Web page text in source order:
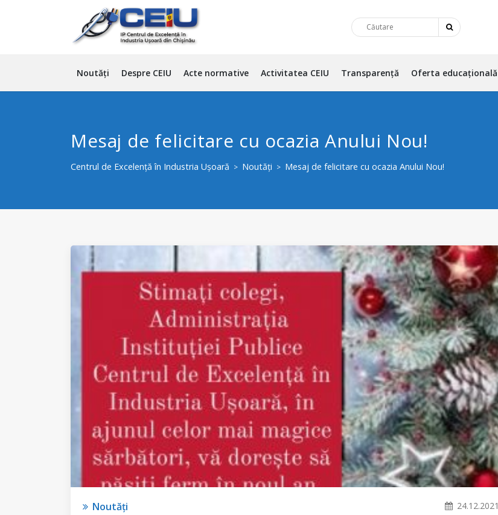
Noutăți Despre CEIU Acte normative Activitatea CEIU Transparență Oferta educațională
Mesaj de felicitare cu ocazia Anului Nou!
Centrul de Excelență în Industria Ușoară > Noutăți > Mesaj de felicitare cu ocazia Anului Nou!
Noutăți 24.12.2021